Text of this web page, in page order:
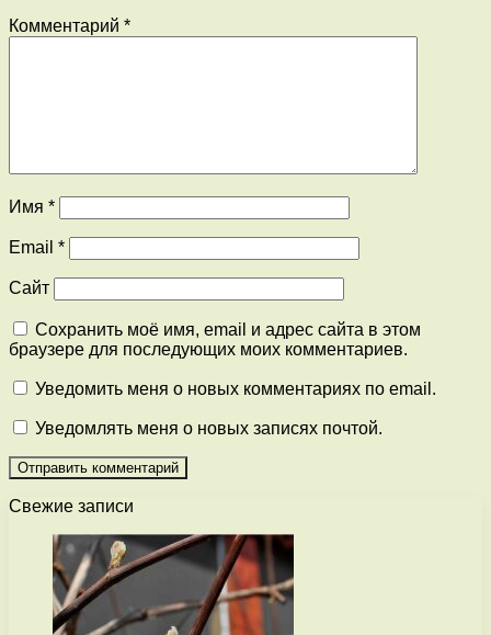
Комментарий *
Имя *
Email *
Сайт
Сохранить моё имя, email и адрес сайта в этом
браузере для последующих моих комментариев.
Уведомить меня о новых комментариях по email.
Уведомлять меня о новых записях почтой.
Свежие записи